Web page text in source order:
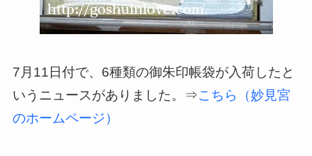
7月11日付で、6種類の御朱印帳袋が入荷したと
いうニュースがありました。⇒こちら（妙見宮
のホームページ）